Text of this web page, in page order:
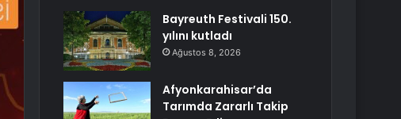
Bayreuth Festivali 150.
yılını kutladı
Ağustos 8, 2026
Afyonkarahisar’da
Tarımda Zararlı Takip